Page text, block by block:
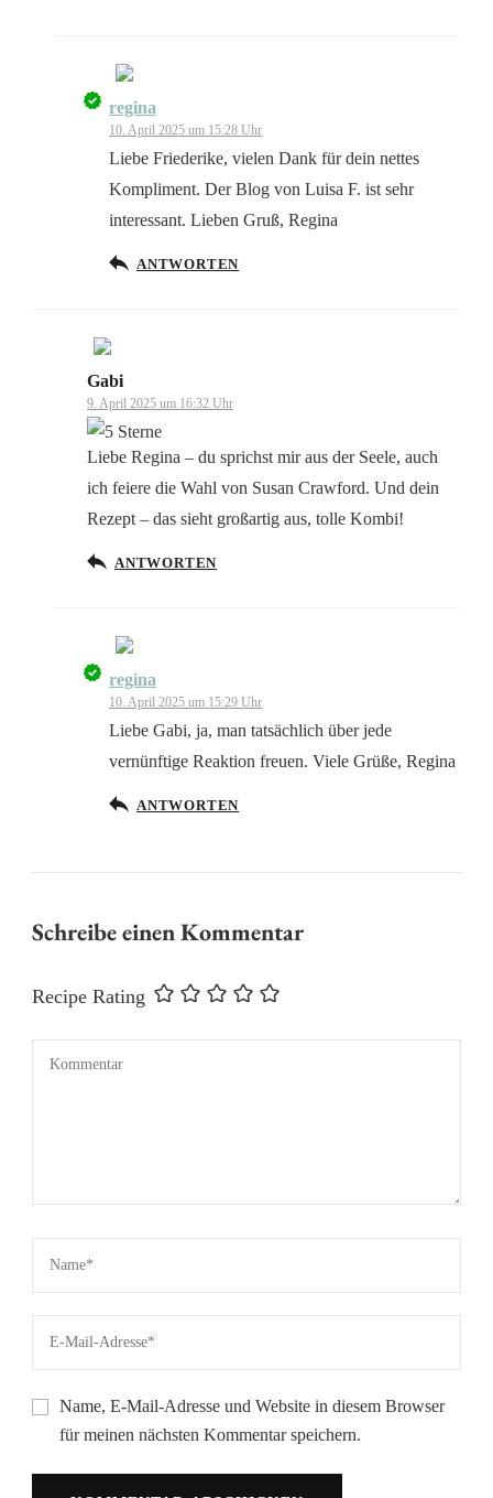
Das „Echte-Person“-Abzeichen!
Anti-Spam von CleanTalk
regina
10. April 2025 um 15:28 Uhr
Liebe Friederike, vielen Dank für dein nettes
Kompliment. Der Blog von Luisa F. ist sehr
interessant. Lieben Gruß, Regina
ANTWORTEN
Das „Echte-Person“-Abzeichen!
Anti-Spam von CleanTalk
Gabi
9. April 2025 um 16:32 Uhr
Liebe Regina – du sprichst mir aus der Seele, auch
ich feiere die Wahl von Susan Crawford. Und dein
Rezept – das sieht großartig aus, tolle Kombi!
ANTWORTEN
Das „Echte-Person“-Abzeichen!
regina
10. April 2025 um 15:29 Uhr
Liebe Gabi, ja, man tatsächlich über jede
vernünftige Reaktion freuen. Viele Grüße, Regina
ANTWORTEN
Schreibe einen Kommentar
Recipe Rating
Name, E-Mail-Adresse und Website in diesem Browser
für meinen nächsten Kommentar speichern.